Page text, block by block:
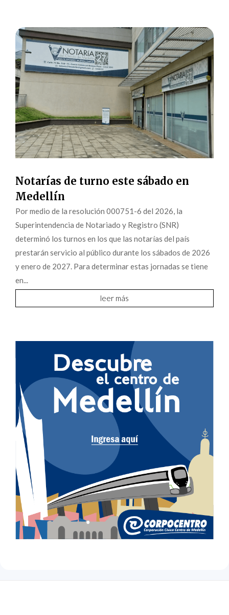
Notarías de turno este sábado en
Medellín
Por medio de la resolución 000751-6 del 2026, la
Superintendencia de Notariado y Registro (SNR)
determinó los turnos en los que las notarías del país
prestarán servicio al público durante los sábados de 2026
y enero de 2027. Para determinar estas jornadas se tiene
en...
leer más